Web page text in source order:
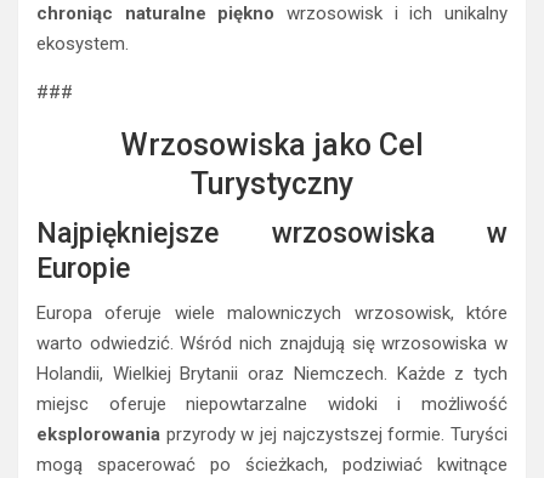
chroniąc naturalne piękno wrzosowisk i ich unikalny
ekosystem.
###
Wrzosowiska jako Cel
Turystyczny
Najpiękniejsze wrzosowiska w
Europie
Europa oferuje wiele malowniczych wrzosowisk, które
warto odwiedzić. Wśród nich znajdują się wrzosowiska w
Holandii, Wielkiej Brytanii oraz Niemczech. Każde z tych
miejsc oferuje niepowtarzalne widoki i możliwość
eksplorowania przyrody w jej najczystszej formie. Turyści
mogą spacerować po ścieżkach, podziwiać kwitnące